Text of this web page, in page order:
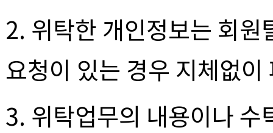
2. 위탁한 개인정보는 회
요청이 있는 경우 지체없
3. 위탁업무의 내용이나